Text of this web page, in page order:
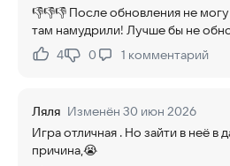
👎👎👎 После обновления не
там намудрили! Лучше бы не
Нравится:
4Не нравится:
0 1 комментарий
Ляля Изменён 30 июн 2026
Игра отличная . Но зайти в неё в
причина,😭